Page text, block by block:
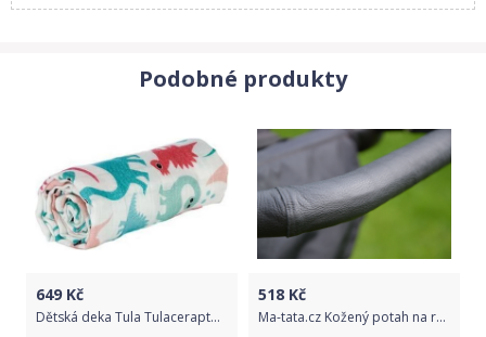
•rozměry 80 x 29 cm
Podobné produkty
649 Kč
Dětská deka Tula Tulaceraptors 2018
518 Kč
Ma-tata.cz Kožený potah na rukojeť kočárku - rodič Značka kočárku: G-mini, Barva: černá, Model kočárku: Grand